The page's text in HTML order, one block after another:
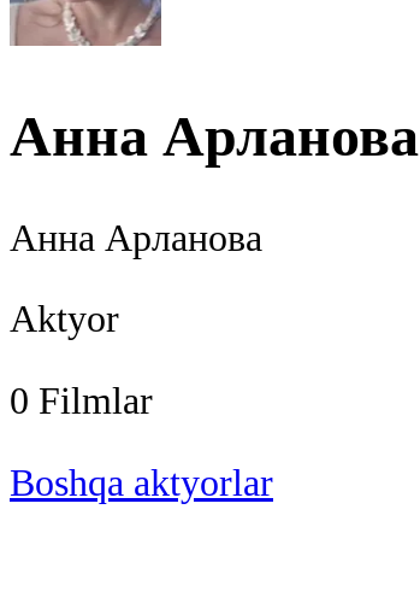
Анна Арланова
Анна Арланова
Aktyor
0 Filmlar
Boshqa aktyorlar